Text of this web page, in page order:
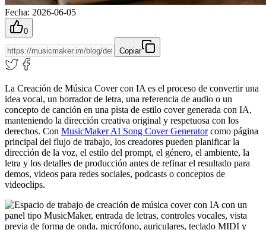
Fecha: 2026-06-05
0
Copiar
La Creación de Música Cover con IA es el proceso de convertir una
idea vocal, un borrador de letra, una referencia de audio o un
concepto de canción en una pista de estilo cover generada con IA,
manteniendo la dirección creativa original y respetuosa con los
derechos. Con MusicMaker AI Song Cover Generatorcomo página
principal del flujo de trabajo, los creadores pueden planificar la
dirección de la voz, el estilo del prompt, el género, el ambiente, la
letra y los detalles de producción antes de refinar el resultado para
demos, videos para redes sociales, podcasts o conceptos de
videoclips.